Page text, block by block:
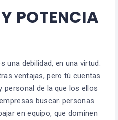
POTENCIA
una debilidad, en una virtud.
ventajas, pero tú cuentas
personal de la que los ellos
buscan personas
en equipo, que dominen